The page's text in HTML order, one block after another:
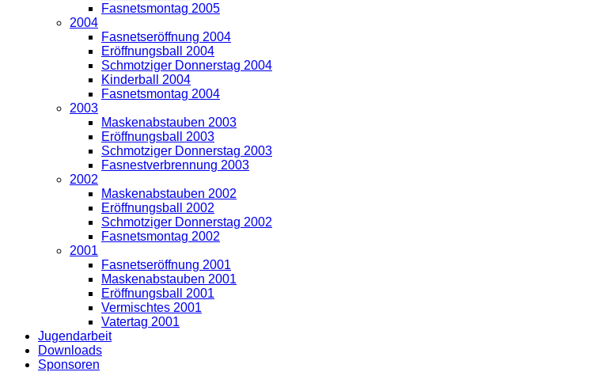
Fasnetsmontag 2005
2004
Fasnetseröffnung 2004
Eröffnungsball 2004
Schmotziger Donnerstag 2004
Kinderball 2004
Fasnetsmontag 2004
2003
Maskenabstauben 2003
Eröffnungsball 2003
Schmotziger Donnerstag 2003
Fasnestverbrennung 2003
2002
Maskenabstauben 2002
Eröffnungsball 2002
Schmotziger Donnerstag 2002
Fasnetsmontag 2002
2001
Fasnetseröffnung 2001
Maskenabstauben 2001
Eröffnungsball 2001
Vermischtes 2001
Vatertag 2001
Jugendarbeit
Downloads
Sponsoren